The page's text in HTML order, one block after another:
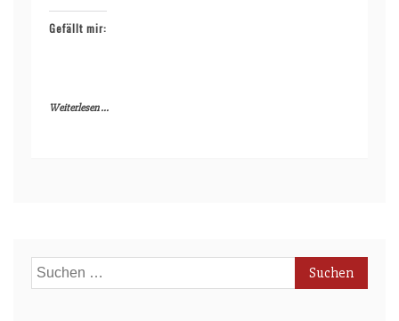
Gefällt mir:
Weiterlesen ...
Suchen
nach: